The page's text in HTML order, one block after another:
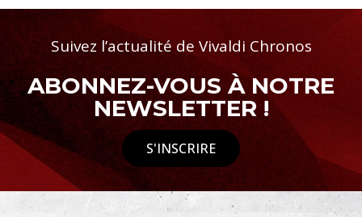
Suivez l’actualité de Vivaldi Chronos
ABONNEZ-VOUS À NOTRE
NEWSLETTER !
S'INSCRIRE